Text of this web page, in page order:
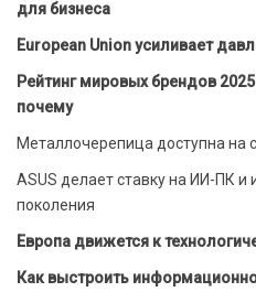
для бизнеса
European Union усиливает
Рейтинг мировых брендов
почему
Металлочерепица доступна на
ASUS делает ставку на ИИ-ПК и
поколения
Европа движется к
Как выстроить